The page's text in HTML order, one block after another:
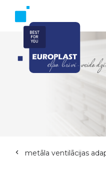
metāla ventilācijas